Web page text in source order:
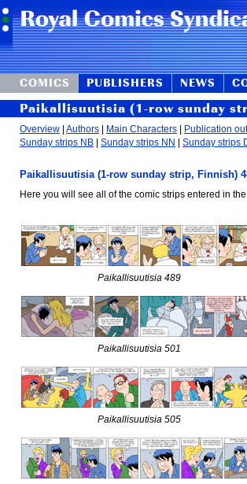
COMICS PUBLISHERS NEWS
Paikallisuutisia (1-row sunday
Overview Authors Main Characters Publication
Sunday strips NB
Sunday strips NN Sunday strips
Paikallisuutisia (1-row sunday strip, Finnish)
Here you will see all of the comic strips entered in
Paikallisuutisia 489
Paikallisuutisia 501
Paikallisuutisia 505